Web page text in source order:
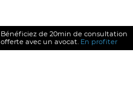
Bénéficiez de 20min de consultation
offerte avec un avocat. En profiter